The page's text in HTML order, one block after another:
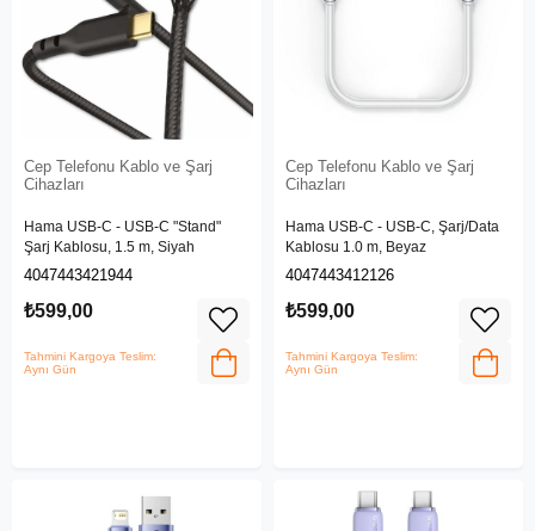
Cep Telefonu Kablo ve Şarj
Cihazları
Hama USB-C - USB-C "Stand"
Şarj Kablosu, 1.5 m, Siyah
4047443421944
₺599,00
Tahmini Kargoya Teslim:
Aynı Gün
Cep Telefonu Kablo ve Şarj
Cihazları
Hama USB-C - USB-C, Şarj/Data
Kablosu 1.0 m, Beyaz
4047443412126
₺599,00
Tahmini Kargoya Teslim:
Aynı Gün